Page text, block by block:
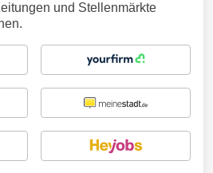
und Stellenmärkte